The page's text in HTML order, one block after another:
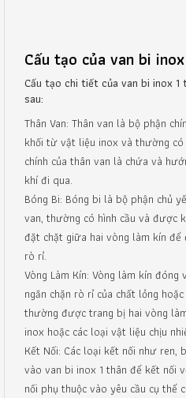
Cấu tạo của van bi
Cấu tạo chi tiết của van bi inox 1
sau:
Thân Van: Thân van là bộ phận
khối từ vật liệu inox và thường có
chính của thân van là chứa và
khí đi qua.
Bóng Bi: Bóng bi là bộ phận chủ
van, thường có hình cầu và được
đặt chặt giữa hai vòng làm kín để
rò rỉ.
Vòng Làm Kín: Vòng làm kín
ngăn chặn rò rỉ của chất lỏng
thường được trang bị hai vòng
inox hoặc các loại vật liệu chịu
Kết Nối: Các loại kết nối như ren,
vào van bi inox 1 thân để kết nối
nối phụ thuộc vào yêu cầu cụ thể